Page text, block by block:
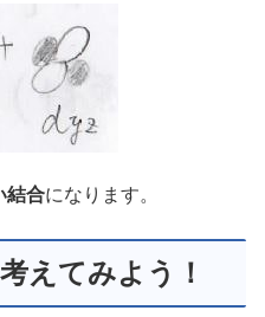
結合になります。
えてみよう！